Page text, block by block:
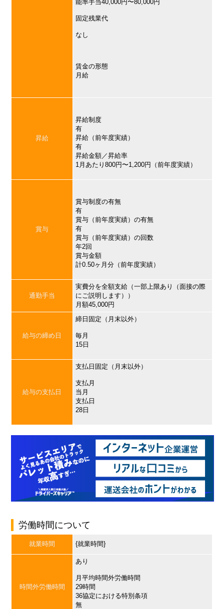
能率手当40,000円〜80,000円
固定残業代
なし
賃金の形態
月給
昇給
昇給制度
有
昇給（前年度実績）
有
昇給金額／昇給率
1月あたり800円〜1,200円（前年度実績）
賞与
賞与制度の有無
有
賞与（前年度実績）の有無
有
賞与（前年度実績）の回数
年2回
賞与金額
計0.50ヶ月分（前年度実績）
通勤手当
実費分を全額支給（一部上限あり（面接の際
にご説明します））
月額45,000円
給与の締め日
締日固定（月末以外）
毎月
15日
給与の支払日
支払日固定（月末以外）
支払月
当月
支払日
28日
労働時間について
就業時間 {就業時間}
時間外労働時間
あり
月平均時間外労働時間
29時間
36協定における特別条項
無